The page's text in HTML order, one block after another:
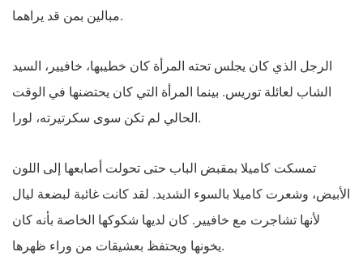
مبالين بمن قد يراهما.
الرجل الذي كان يجلس تحته المرأة كان خطيبها، خافيير، السيد
الشاب لعائلة توريس. بينما المرأة التي كان يحتضنها في الوقت
الحالي لم تكن سوى سكرتيرته، لورا.
تمسكت كاميلا بمقبض الباب حتى تحولت أصابعها إلى اللون
الأبيض، وشعرت كاميلا بالسوء الشديد. لقد كانت غائبة لبضعة ليال
لأنها تشاجرت مع خافيير. كان لديها شكوكها الخاصة بأنه كان
يخونها ويحتفظ بعشيقات من وراء ظهرها.